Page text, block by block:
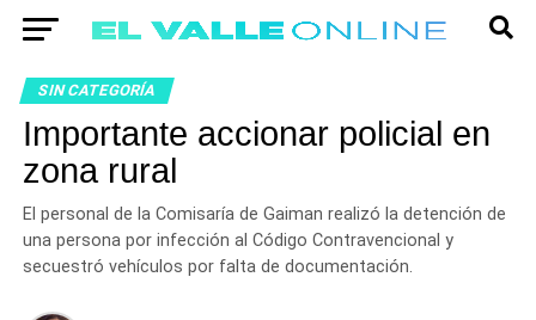
SIN CATEGORÍA
Importante accionar policial en
zona rural
El personal de la Comisaría de Gaiman realizó la detención de
una persona por infección al Código Contravencional y
secuestró vehículos por falta de documentación.